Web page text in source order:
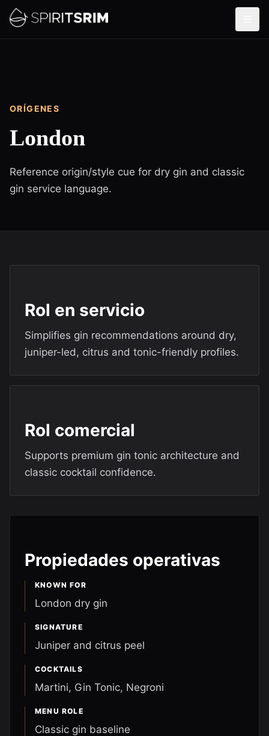
ORÍGENES
London
Reference origin/style cue for dry gin and classic
gin service language.
Rol en servicio
Simplifies gin recommendations around dry,
juniper-led, citrus and tonic-friendly profiles.
Rol comercial
Supports premium gin tonic architecture and
classic cocktail confidence.
Propiedades operativas
KNOWN FOR
London dry gin
SIGNATURE
Juniper and citrus peel
COCKTAILS
Martini, Gin Tonic, Negroni
MENU ROLE
Classic gin baseline